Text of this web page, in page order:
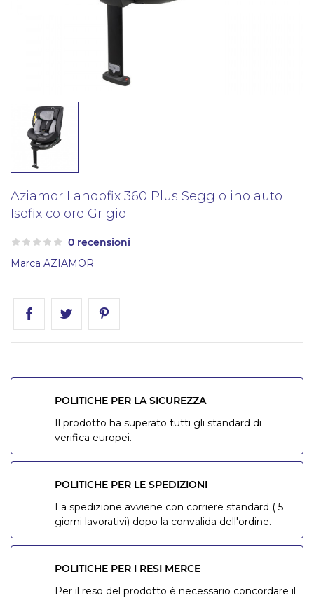
Aziamor Landofix 360 Plus Seggiolino auto
Isofix colore Grigio
0 recensioni
Marca AZIAMOR
POLITICHE PER LA SICUREZZA
Il prodotto ha superato tutti gli standard di
verifica europei.
POLITICHE PER LE SPEDIZIONI
La spedizione avviene con corriere standard ( 5
giorni lavorativi) dopo la convalida dell'ordine.
POLITICHE PER I RESI MERCE
Per il reso del prodotto è necessario concordare il